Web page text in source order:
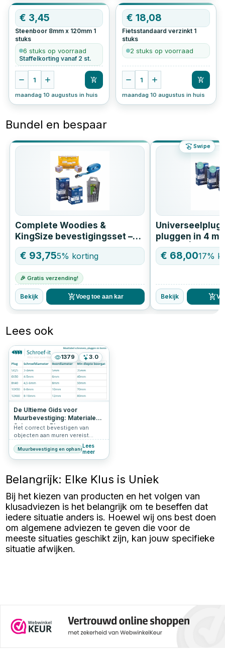
€ 3,45
Steenboor 8mm x 120mm 1
stuks
6 stuks op voorraad
Staffelkorting vanaf 2 st.
1
maandag 10 augustus in huis
€ 18,08
Fietsstandaard verzinkt 1
stuks
2 stuks op voorraad
1
maandag 10 augustus in huis
Bundel en bespaar
Swipe
Complete Woodies &
KingSize bevestigingsset –
2.100 schroeven, pluggen,
boren en spanbanden
€ 93,755% korting
🎉 Gratis verzending!
Bekijk Voeg toe aan kar
Universeelplug
pluggen in 4
12 mm) |
voordeelbundel
€ 68,0017%
Bekijk
Lees ook
1379 3.0
De Ultieme Gids voor
Muurbevestiging: Materialen,
Schroeven, Pluggen,
Draagkracht en
Schroeflengtes
Het correct bevestigen van
objecten aan muren vereist
nauwkeurige kennis en de juiste
tools. Ontdek in deze
uitgebreide gids hoe je
plug bij welke schroefmaat
draagkracht van de pluggen en
schroeven is, en hoe je zorgt
voor een veilige en duurzame
muurbevestiging. Leer stap voor
stap hoe je jouw project tot een
succes maakt en gebruik onze
schroef-plug-boor
conversietabel om altijd de
juiste maat pluggen bij je
Muurbevestiging en ophangenLees
meer
Belangrijk: Elke Klus is Uniek
Bij het kiezen van producten en het volgen van
klusadviezen is het belangrijk om te beseffen dat
iedere situatie anders is. Hoewel wij ons best doen
om algemene adviezen te geven die voor de
meeste situaties geschikt zijn, kan jouw specifieke
situatie afwijken.